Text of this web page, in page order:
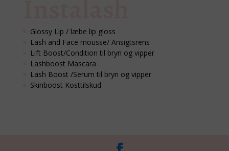
Glossy Lip / læbe lip gloss
Lash and Face mousse/ Ansigtsrens
Lift Boost/Condition til bryn og vipper
Lashboost Mascara
Lash Boost /Serum til bryn og vipper
Skinboost Kosttilskud